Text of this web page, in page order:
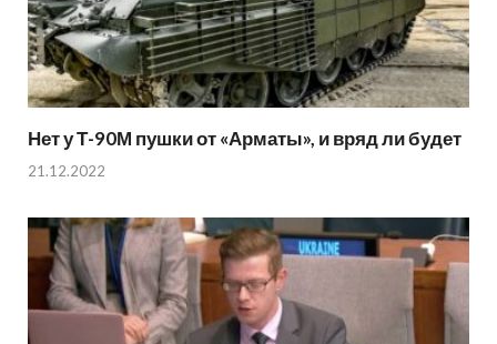
Нет у Т-90М пушки от «Арматы», и вряд ли будет
21.12.2022